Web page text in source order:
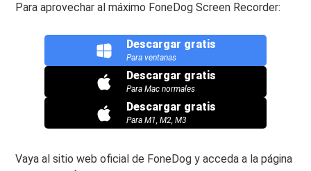
Para aprovechar al máximo FoneDog Screen Recorder:
Descargar gratis
Para ventanas
Descargar gratis
Para Mac normales
Descargar gratis
Para M1, M2, M3
Vaya al sitio web oficial de FoneDog y acceda a la página